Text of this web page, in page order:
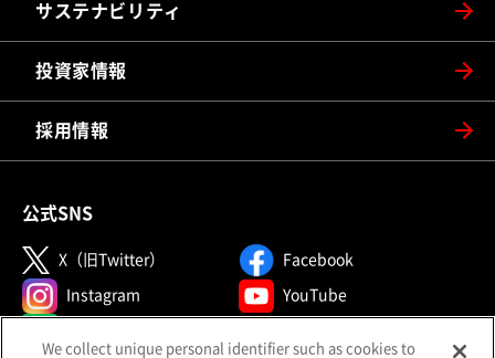
サステナビリティ
投資家情報
採用情報
公式SNS
X（旧Twitter） （別ウィンドウで開く）
Facebook（別ウィンドウで開
Instagram （別ウィンドウで開く）YouTube（別ウィンドウで開
We collect unique personal identifier such as cookies to